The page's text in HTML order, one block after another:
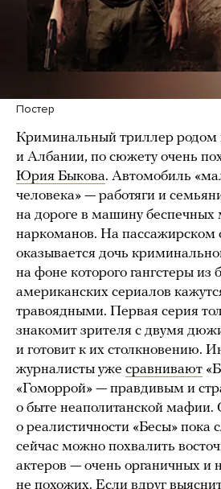
Постер
Криминальный триллер родом
и Албании, по сюжету очень
Юрия Быкова. Автомобиль
человека» — работяги и
на дороге в машину беспечных
наркоманов. На пассажирском
оказывается дочь
на фоне которого гангстеры из
американских сериалов
травоядными. Первая серия
знакомит зрителя с двумя
и готовит к их столкновению.
журналисты уже сравнивают
«Гоморрой» — правдивым и
о быте неаполитанской мафии.
о реалистичности «Бесы» пока
сейчас можно похвалить
актеров — очень органичных и
не похожих. Если вдруг